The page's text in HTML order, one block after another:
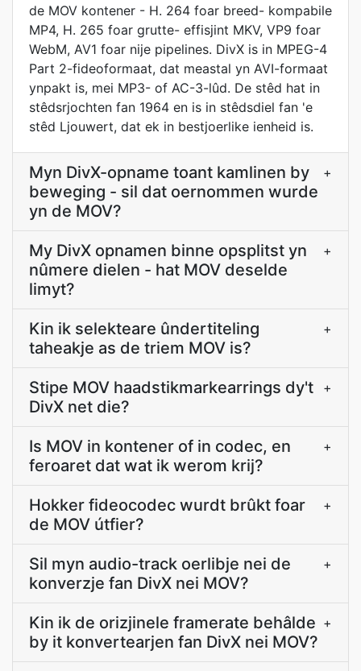
de MOV kontener - H. 264 foar breed- kompabile
MP4, H. 265 foar grutte- effisjint MKV, VP9 foar
WebM, AV1 foar nije pipelines. DivX is in MPEG-4
Part 2-fideoformaat, dat meastal yn AVI-formaat
ynpakt is, mei MP3- of AC-3-lûd. De stêd hat in
stêdsrjochten fan 1964 en is in stêdsdiel fan 'e
stêd Ljouwert, dat ek in bestjoerlike ienheid is.
Myn DivX-opname toant kamlinen by
beweging - sil dat oernommen wurde
yn de MOV?
+
My DivX opnamen binne opsplitst yn
nûmere dielen - hat MOV deselde
limyt?
+
Kin ik selekteare ûndertiteling
taheakje as de triem MOV is?
+
Stipe MOV haadstikmarkearrings dy't
DivX net die?
+
Is MOV in kontener of in codec, en
feroaret dat wat ik werom krij?
+
Hokker fideocodec wurdt brûkt foar
de MOV útfier?
+
Sil myn audio-track oerlibje nei de
konverzje fan DivX nei MOV?
+
Kin ik de orizjinele framerate behâlde
by it konvertearjen fan DivX nei MOV?
+